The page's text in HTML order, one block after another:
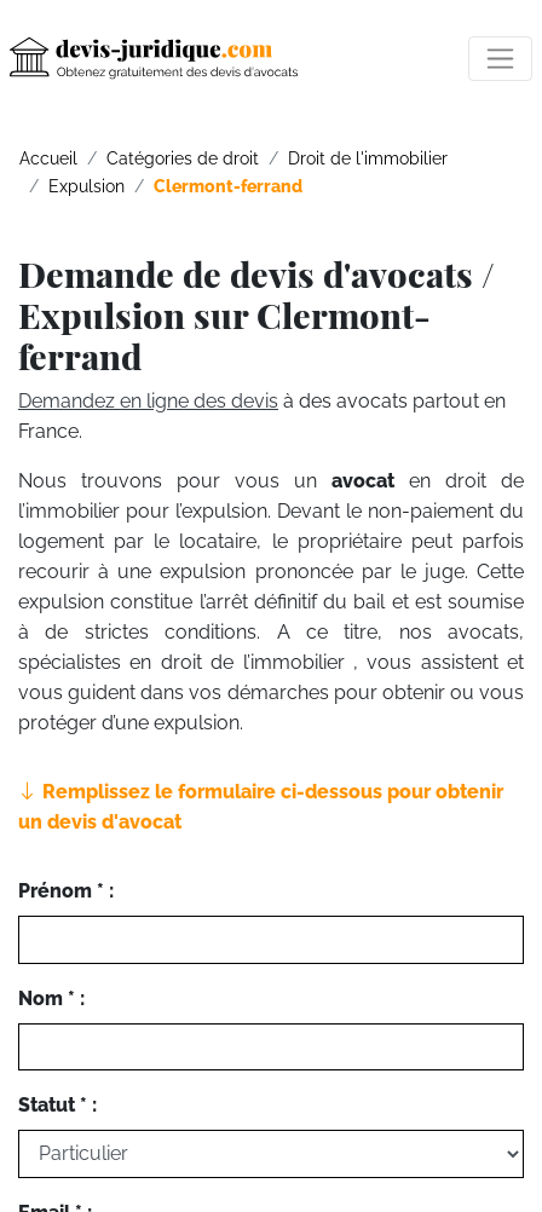
Accueil Catégories de droit
Droit de l'immobilier
Expulsion
Clermont-ferrand
Demande de devis d'avocats /
Expulsion sur Clermont-
ferrand
Demandez en ligne des devis à des avocats partout en
France.
Nous trouvons pour vous un avocat en droit de
l’immobilier pour l’expulsion. Devant le non-paiement du
logement par le locataire, le propriétaire peut parfois
recourir à une expulsion prononcée par le juge. Cette
expulsion constitue l’arrêt définitif du bail et est soumise
à de strictes conditions. A ce titre, nos avocats,
spécialistes en droit de l’immobilier , vous assistent et
vous guident dans vos démarches pour obtenir ou vous
protéger d’une expulsion.
Remplissez le formulaire ci-dessous pour obtenir
un devis d'avocat
Prénom * :
Nom * :
Statut * :